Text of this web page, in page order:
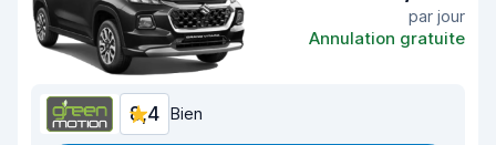
par jour
Annulation gratuite
8,4 Bien